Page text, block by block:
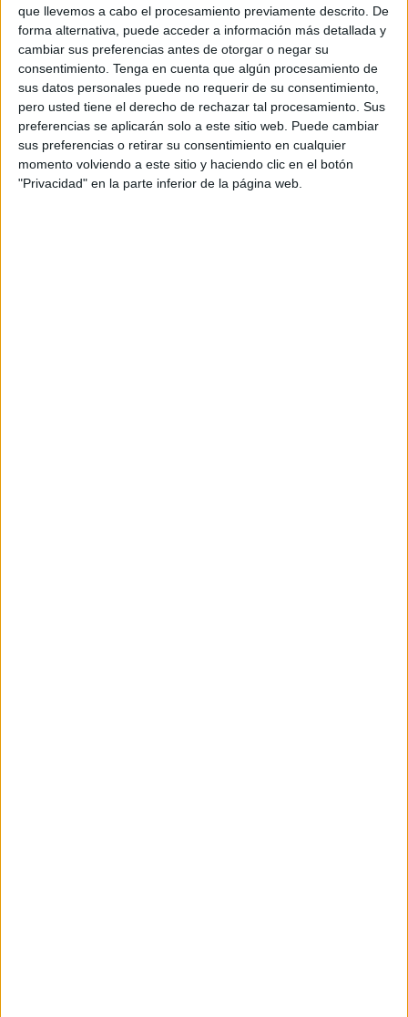
que llevemos a cabo el procesamiento previamente descrito. De
forma alternativa, puede acceder a información más detallada y
cambiar sus preferencias antes de otorgar o negar su
consentimiento. Tenga en cuenta que algún procesamiento de
sus datos personales puede no requerir de su consentimiento,
pero usted tiene el derecho de rechazar tal procesamiento. Sus
preferencias se aplicarán solo a este sitio web. Puede cambiar
sus preferencias o retirar su consentimiento en cualquier
momento volviendo a este sitio y haciendo clic en el botón
"Privacidad" en la parte inferior de la página web.
Anunciante: Movistar+
Marca: #0
Producto: Canal de televisión
Director creativo: Iñaki Martikorena
Jefe de creatividad: Íñigo Ancizu